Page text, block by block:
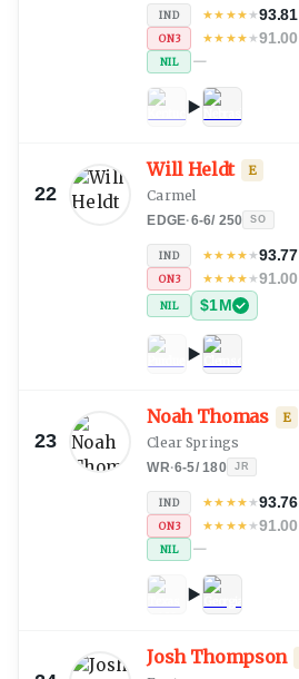
IND ★★ ★★★93.81
ON3 ★★ ★★★91.00
NIL —
22
Will Heldt E
Carmel
EDGE·6-6/ 250 SO
IND ★★ ★★★93.77
ON3 ★★ ★★★91.00
NIL $1M
23
Noah Thomas E
Clear Springs
WR·6-5/ 180 JR
IND ★★ ★★★93.76
ON3 ★★ ★★★91.00
NIL —
Josh Thompson